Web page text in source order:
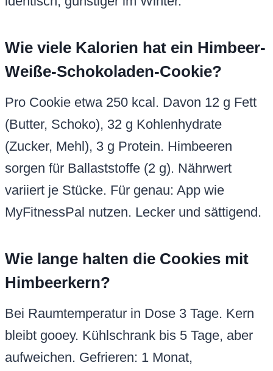
Wie viele Kalorien hat ein Himbeer-
Weiße-Schokoladen-Cookie?
Pro Cookie etwa 250 kcal. Davon 12 g Fett
(Butter, Schoko), 32 g Kohlenhydrate
(Zucker, Mehl), 3 g Protein. Himbeeren
sorgen für Ballaststoffe (2 g). Nährwert
variiert je Stücke. Für genau: App wie
MyFitnessPal nutzen. Lecker und sättigend.
Wie lange halten die Cookies mit
Himbeerkern?
Bei Raumtemperatur in Dose 3 Tage. Kern
bleibt gooey. Kühlschrank bis 5 Tage, aber
aufweichen. Gefrieren: 1 Monat,